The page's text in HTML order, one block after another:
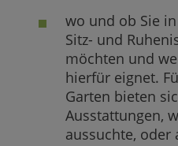
wo und ob Sie
Sitz- und
möchten und
hierfür eignet.
Garten bieten
Ausstattungen,
aussuchte, oder